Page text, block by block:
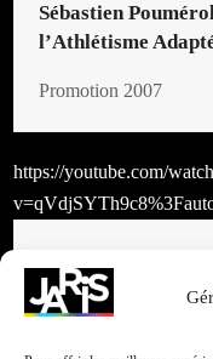
Sébastien
l’Athlétisme
Promotion 2007
https://youtube.com/
Promotion 2007